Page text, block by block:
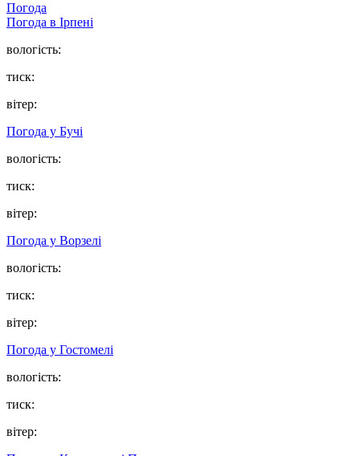
Погода
Погода в Ірпені
вологість:
тиск:
вітер:
Погода у Бучі
вологість:
тиск:
вітер:
Погода у Ворзелі
вологість:
тиск:
вітер:
Погода у Гостомелі
вологість:
тиск:
вітер: